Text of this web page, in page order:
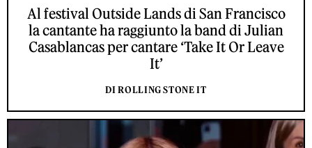
Al festival Outside Lands di San Francisco
la cantante ha raggiunto la band di Julian
Casablancas per cantare ‘Take It Or Leave
It’
DI ROLLING STONE IT